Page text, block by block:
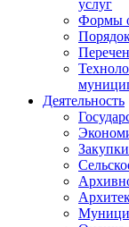
услуг
Формы
Деятельность
Закупки